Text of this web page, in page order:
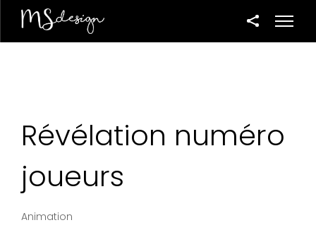
Révélation numéro
joueurs
Animation